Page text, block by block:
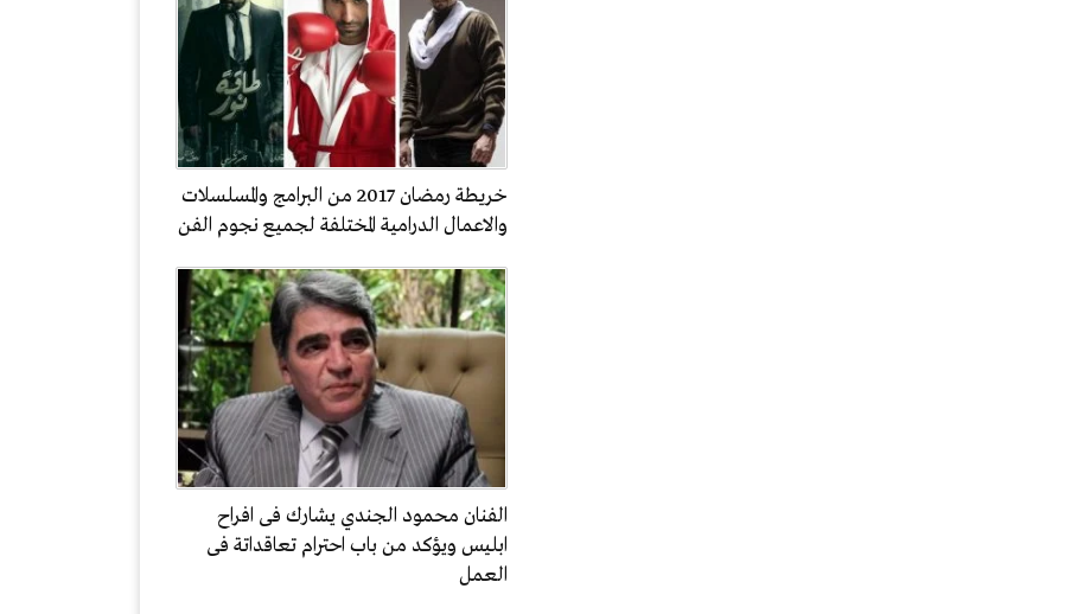
خريطة رمضان 2017 من البرامج والمسلسلات
والاعمال الدرامية المختلفة لجميع نجوم الفن
الفنان محمود الجندي يشارك فى افراح
ابليس ويؤكد من باب احترام تعاقداتة فى
العمل